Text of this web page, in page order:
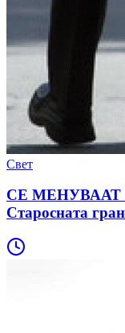
Свет
СЕ МЕНУВААТ
Старосната